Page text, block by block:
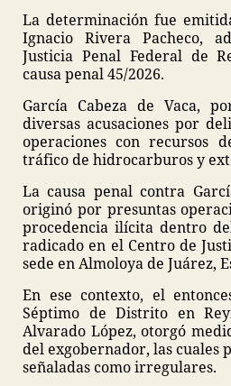
La determinación fue
Ignacio Rivera Pacheco,
Justicia Penal Federal de
causa penal 45/2026.
García Cabeza de Vaca,
diversas acusaciones por
operaciones con recursos
tráfico de hidrocarburos y
La causa penal contra
originó por presuntas
procedencia ilícita dentro
radicado en el Centro de
sede en Almoloya de Juárez,
En ese contexto, el
Séptimo de Distrito en
Alvarado López, otorgó
del exgobernador, las cuales
señaladas como irregulares.